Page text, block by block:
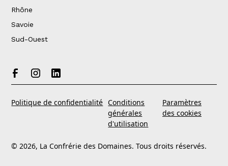
Rhône
Savoie
Sud-Ouest
© 2026, La Confrérie des Domaines. Tous droits réservés.
Politique de confidentialité Conditions
générales
d'utilisation
Paramètres
des cookies